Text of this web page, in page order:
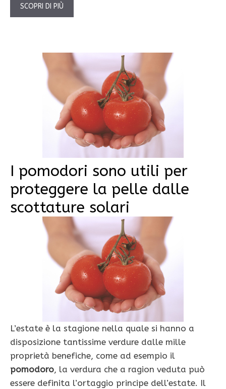
SCOPRI DI PIÙ
I pomodori sono utili per
proteggere la pelle dalle
scottature solari
L’estate è la stagione nella quale si hanno a
disposizione tantissime verdure dalle mille
proprietà benefiche, come ad esempio il
pomodoro, la verdura che a ragion veduta può
essere definita l’ortaggio principe dell’estate. Il